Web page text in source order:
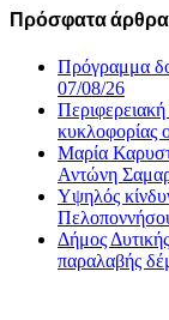
Πρόσφατα άρθρα
Πρόγραμμα
07/08/26
κυκλοφορίας
Μαρία
Αντώνη
Υψηλός
Δήμος
παραλαβής